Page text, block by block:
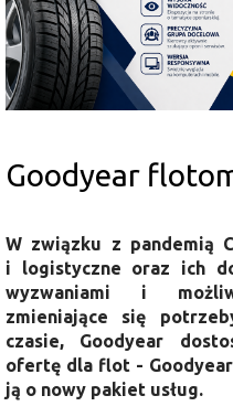
Goodyear
W związku z pandemią
i logistyczne oraz ich
wyzwaniami i
zmieniające się
czasie, Goodyear
ofertę dla flot -
ją o nowy pakiet usług.